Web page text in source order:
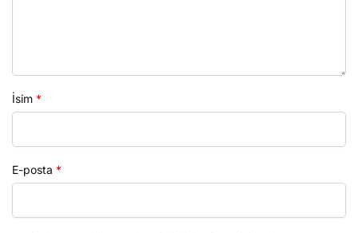
İsim *
E-posta *